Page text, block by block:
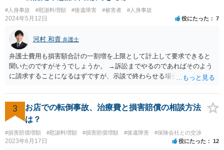
#人身事故 #慰謝料増額 #後遺障害 #被害者 #人身事故
2024年5月12日 役にたった 7
河村 和貴 弁護士
弁護士費用も損害額合計の一割増を上限として計上して要求できると
聞いたのですがそうでしょうか。 →訴訟までやるのであればそのよう
に請求することになるはずですが、示談で終わらせる場合には、そこ
ならほとんど充足できるか多くが返ってくるイメージなので頼むのも
いいかなと思うのですが。 →LAC基準でもそうかもしれませんし、交
通事故事案ではより定額の費用としている法律事務所も多いように思
います。費用面も含めて、弁護士さんを検討してみるとよいかもしれ
ませんね。 かなり具体的な話も多くなっているので、法律事務所に問
い合わせてみるとよいと思います。
3
お店での転倒事故、治療費と損害賠償の相談方法
は？
#損害賠償増額 #慰謝料増額 #損害賠償増額 #後遺障害 #保険会社との交渉
2023年6月17日 役にたった 12